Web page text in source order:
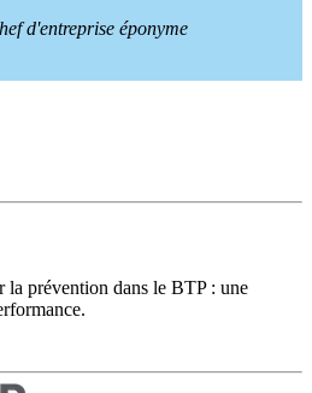
d'entreprise éponyme
la prévention dans le BTP : une